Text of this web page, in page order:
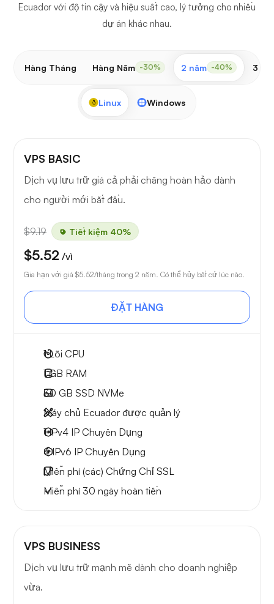
Ecuador với độ tin cậy và hiệu suất cao, lý tưởng cho nhiều
dự án khác nhau.
Hàng Tháng Hàng Năm -30% 2 năm -40% 3
Linux Windows
VPS BASIC
Dịch vụ lưu trữ giá cả phải chăng hoàn hảo dành
cho người mới bắt đầu.
$9.19 Tiết kiệm 40%
$5.52 /vì
Gia hạn với giá $5.52/tháng trong 2 năm. Có thể hủy bất cứ lúc nào.
ĐẶT HÀNG
1Lõi CPU
1 GB RAM
30 GB SSD NVMe
Máy chủ Ecuador được quản lý
1 IPv4 IP Chuyên Dụng
4 IPv6 IP Chuyên Dụng
Miễn phí (các) Chứng Chỉ SSL
Miễn phí 30 ngày hoàn tiền
VPS BUSINESS
Dịch vụ lưu trữ mạnh mẽ dành cho doanh nghiệp
vừa.